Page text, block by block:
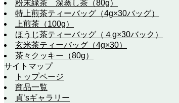
粉末緑茶 深蒸し茶（80g）
特上煎茶ティーバッグ（4g×30バッグ）
上煎茶（100g）
ほうじ茶ティーバッグ（４g×30バック）
玄米茶ティーバッグ（4g×30）
茶々クッキー（80g）
サイトマップ
トップページ
商品一覧
貞’sギャラリー